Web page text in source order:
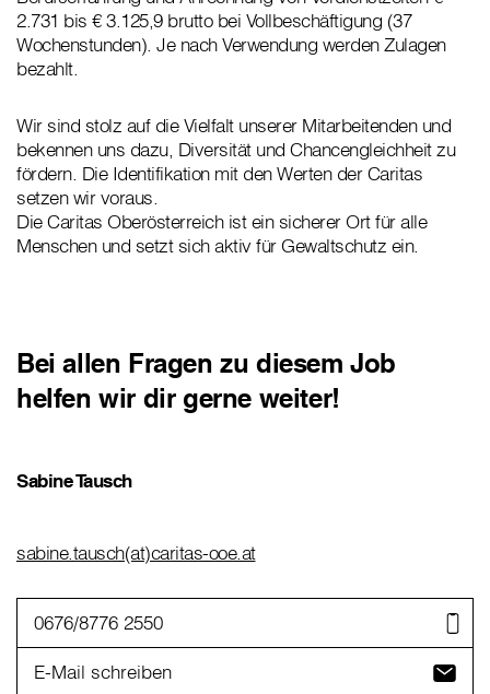
2.731 bis € 3.125,9 brutto bei Vollbeschäftigung (37
Wochenstunden). Je nach Verwendung werden Zulagen
bezahlt.
Wir sind stolz auf die Vielfalt unserer Mitarbeitenden und
bekennen uns dazu, Diversität und Chancengleichheit zu
fördern. Die Identifikation mit den Werten der Caritas
setzen wir voraus.
Die Caritas Oberösterreich ist ein sicherer Ort für alle
Menschen und setzt sich aktiv für Gewaltschutz ein.
Bei allen Fragen zu diesem Job
helfen wir dir gerne weiter!
Sabine Tausch
sabine.tausch(at)caritas-ooe.at
0676/8776 2550
E-Mail schreiben